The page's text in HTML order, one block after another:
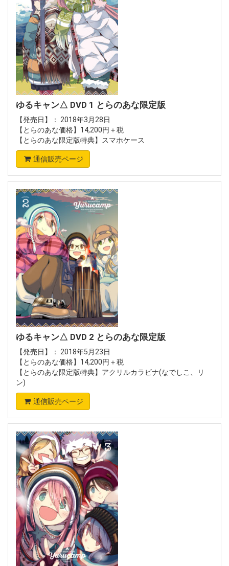
ゆるキャン△ DVD 1 とらのあな限定版
【発売日】： 2018年3月28日
【とらのあな価格】14,200円＋税
【とらのあな限定版特典】スマホケース
通信販売ページ
ゆるキャン△ DVD 2 とらのあな限定版
【発売日】： 2018年5月23日
【とらのあな価格】14,200円＋税
【とらのあな限定版特典】アクリルカラビナ(なでしこ、リ
ン)
通信販売ページ